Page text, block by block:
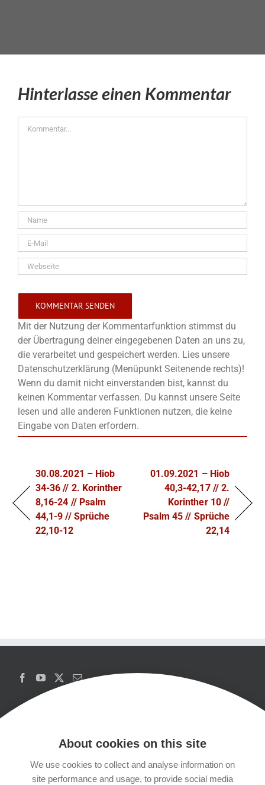
Hinterlasse einen Kommentar
Mit der Nutzung der Kommentarfunktion stimmst du
der Übertragung deiner eingegebenen Daten an uns zu,
die verarbeitet und gespeichert werden. Lies unsere
Datenschutzerklärung (Menüpunkt Seitenende rechts)!
Wenn du damit nicht einverstanden bist, kannst du
keinen Kommentar verfassen. Du kannst unsere Seite
lesen und alle anderen Funktionen nutzen, die keine
Eingabe von Daten erfordern.
30.08.2021 – Hiob
34-36 // 2. Korinther
8,16-24 // Psalm
44,1-9 // Sprüche
22,10-12
01.09.2021 – Hiob
40,3-42,17 // 2.
Korinther 10 //
Psalm 45 // Sprüche
22,14
Copyrights
About cookies on this site
We use cookies to collect and analyse information on
site performance and usage, to provide social media